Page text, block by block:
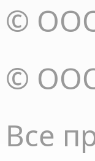
©
©
Все